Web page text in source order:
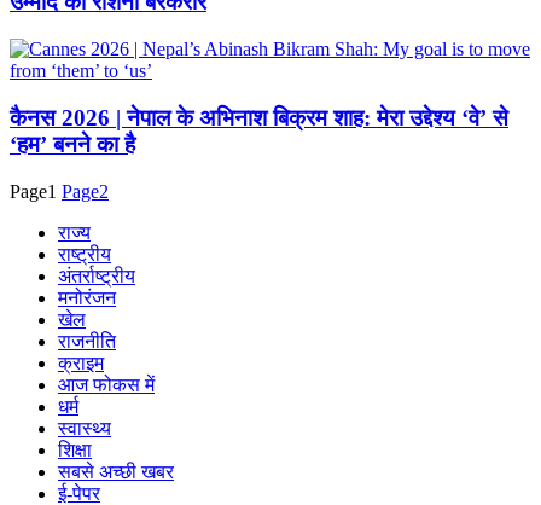
कैनस 2026 | नेपाल के अभिनाश बिक्रम शाह: मेरा उद्देश्य ‘वे’ से
‘हम’ बनने का है
Page1 Page2
राज्य
राष्ट्रीय
अंतर्राष्ट्रीय
मनोरंजन
खेल
राजनीति
क्राइम
आज फोकस में
धर्म
स्वास्थ्य
शिक्षा
सबसे अच्छी खबर
ई-पेपर